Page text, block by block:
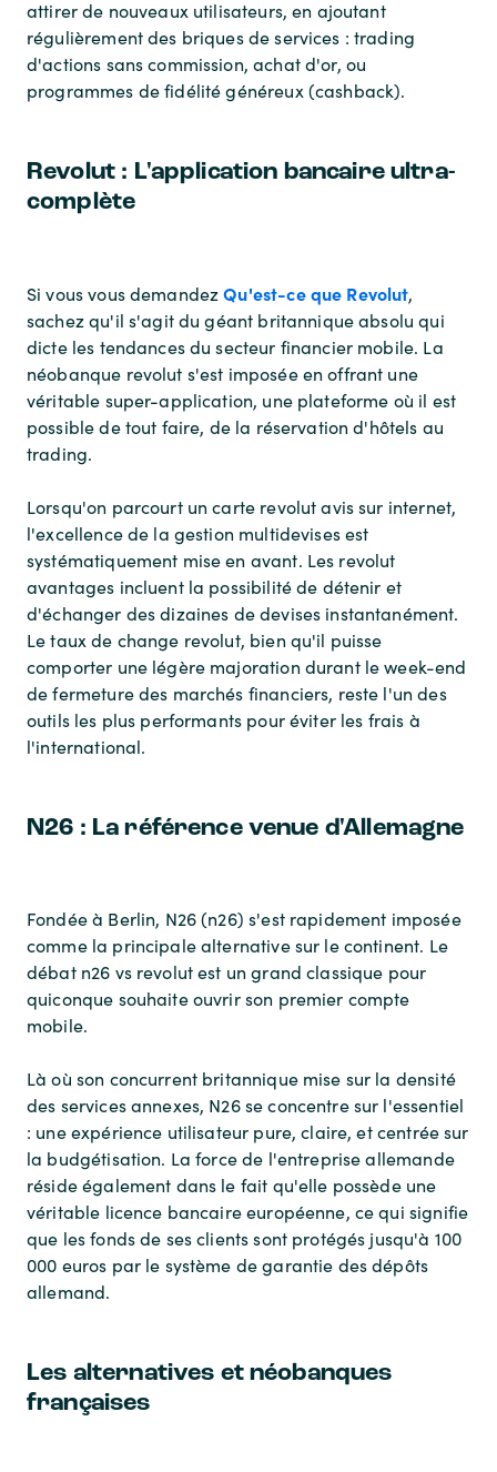
attirer de nouveaux utilisateurs, en ajoutant
régulièrement des briques de services : trading
d'actions sans commission, achat d'or, ou
programmes de fidélité généreux (cashback).
Revolut : L'application bancaire ultra-
complète
Si vous vous demandezQu'est-ce que Revolut,
sachez qu'il s'agit du géant britannique absolu qui
dicte les tendances du secteur financier mobile. La
néobanque revolut s'est imposée en offrant une
véritable super-application, une plateforme où il est
possible de tout faire, de la réservation d'hôtels au
trading.
Lorsqu'on parcourt un carte revolut avis sur internet,
l'excellence de la gestion multidevises est
systématiquement mise en avant. Les revolut
avantages incluent la possibilité de détenir et
d'échanger des dizaines de devises instantanément.
Le taux de change revolut, bien qu'il puisse
comporter une légère majoration durant le week-end
de fermeture des marchés financiers, reste l'un des
outils les plus performants pour éviter les frais à
l'international.
N26 : La référence venue d'Allemagne
Fondée à Berlin, N26 (n26) s'est rapidement imposée
comme la principale alternative sur le continent. Le
débat n26 vs revolut est un grand classique pour
quiconque souhaite ouvrir son premier compte
mobile.
Là où son concurrent britannique mise sur la densité
des services annexes, N26 se concentre sur l'essentiel
: une expérience utilisateur pure, claire, et centrée sur
la budgétisation. La force de l'entreprise allemande
réside également dans le fait qu'elle possède une
véritable licence bancaire européenne, ce qui signifie
que les fonds de ses clients sont protégés jusqu'à 100
000 euros par le système de garantie des dépôts
allemand.
Les alternatives et néobanques
françaises